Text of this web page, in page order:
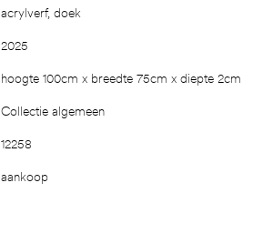
acrylverf, doek
2025
hoogte 100cm x breedte 75cm x diepte 2cm
Collectie algemeen
12258
aankoop